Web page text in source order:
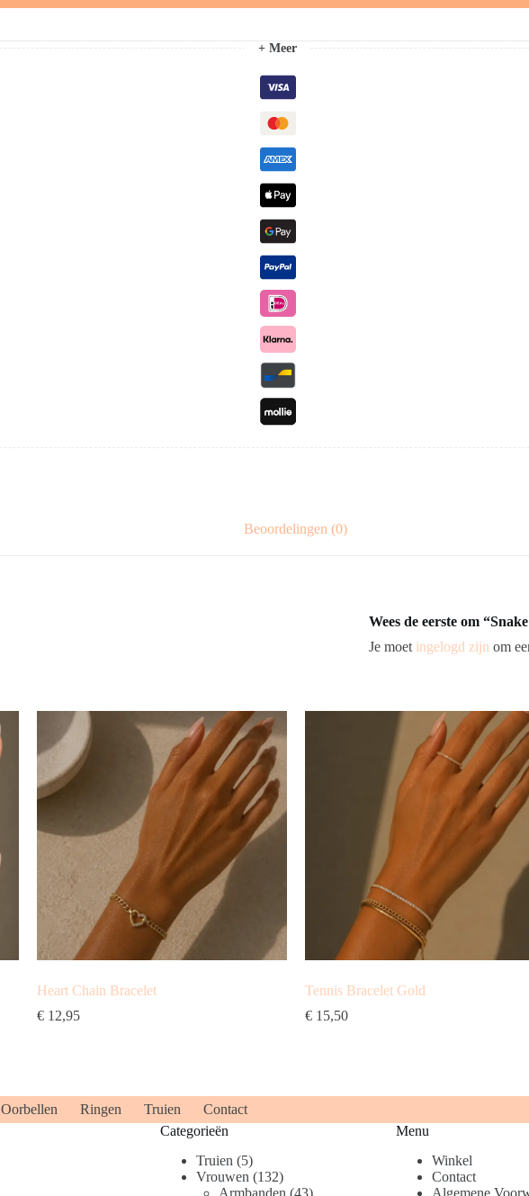
+ Meer
Beoordelingen (0)
Wees de eerste om
Je moet ingelogd zijn om
Heart Chain Bracelet
€ 12,95
Tennis Bracelet Gold
€15,50
Oorbellen Ringen Truien
Contact
Categorieën
Truien 55
producten
Vrouwen 132132
producten
Armbanden 4343
Menu
Winkel
Contact
Algemene